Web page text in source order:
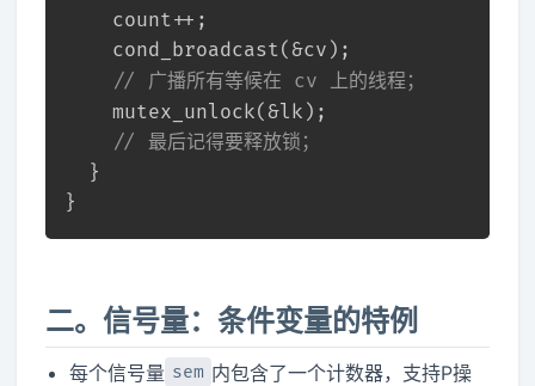
    count++;
    cond_broadcast(&cv);
// 广播所有等候在 cv 上的线程；
    mutex_unlock(&lk);
// 最后记得要释放锁；
  }
}
二。信号量：条件变量的特例
每个信号量 sem 内包含了一个计数器，支持P操